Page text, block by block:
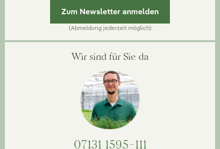
Zum Newsletter anmelden
(Abmeldung jederzeit möglich)
Wir sind für Sie da
07131 1595-111